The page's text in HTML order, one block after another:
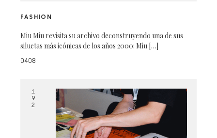
FASHION
Miu Miu revisita su archivo deconstruyendo una de sus
siluetas más icónicas de los años 2000: Miu […]
0408
1
9
2